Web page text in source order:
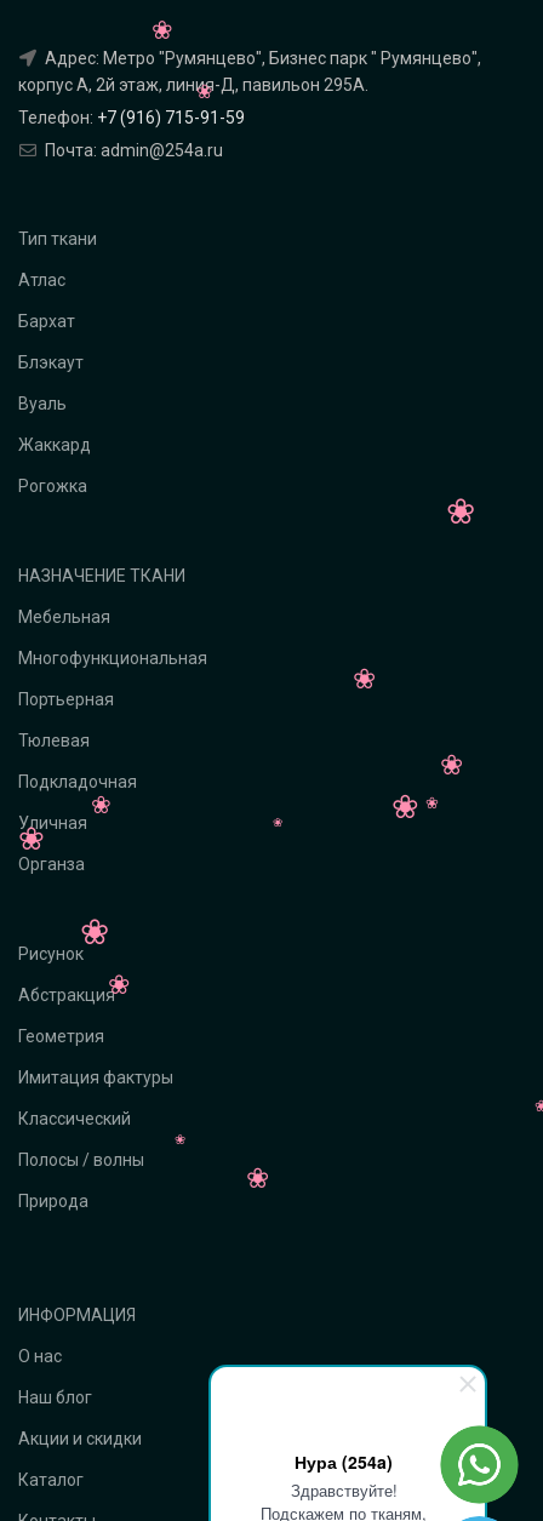
Нура (254a)
Здравствуйте!
Подскажем по тканям,
Адрес: Метро "Румянцево", Бизнес парк " Румянцево",
корпус А, 2й этаж, линия-Д, павильон 295A.
Телефон: +7 (916) 715-91-59
Почта: admin@254a.ru
Тип ткани
Атлас
Бархат
Блэкаут
Вуаль
Жаккард
Рогожка
НАЗНАЧЕНИЕ ТКАНИ
Мебельная
Многофункциональная
Портьерная
Тюлевая
Подкладочная
Уличная
Органза
Рисунок
Абстракция
Геометрия
Имитация фактуры
Классический
Полосы / волны
Природа
ИНФОРМАЦИЯ
О нас
Наш блог
Акции и скидки
Каталог